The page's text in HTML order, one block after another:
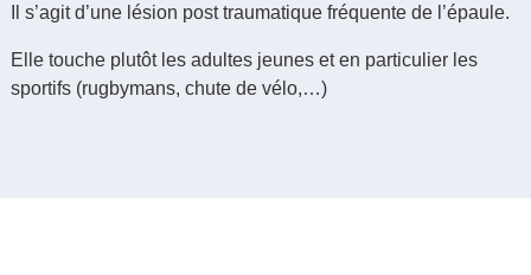
Il s’agit d’une lésion post traumatique fréquente de l’épaule.
Elle touche plutôt les adultes jeunes et en particulier les
sportifs (rugbymans, chute de vélo,…)